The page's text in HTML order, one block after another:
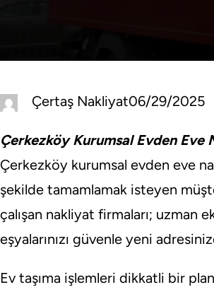
Çertaş Nakliyat06/29/2025
Çerkezköy Kurumsal Evden Eve
Çerkezköy kurumsal evden eve
şekilde tamamlamak isteyen
çalışan nakliyat firmaları; uzman
eşyalarınızı güvenle yeni
Ev taşıma işlemleri dikkatli bir